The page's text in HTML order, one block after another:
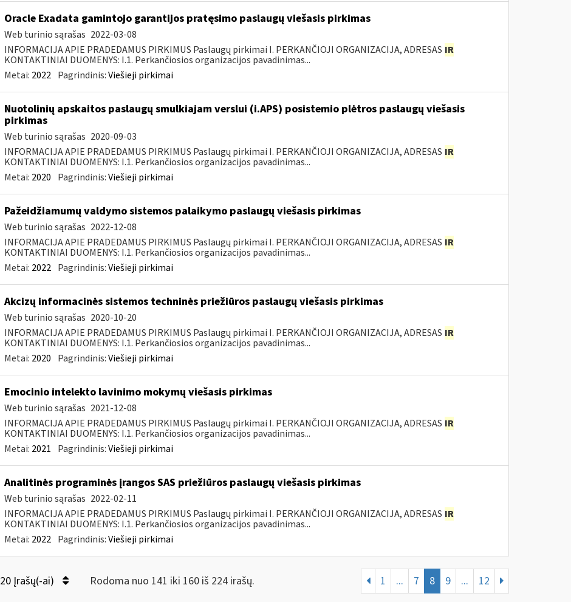
Oracle Exadata gamintojo garantijos pratęsimo paslaugų viešasis pirkimas
Web turinio sąrašas 2022-03-08
INFORMACIJA APIE PRADEDAMUS PIRKIMUS Paslaugų pirkimai I. PERKANČIOJI ORGANIZACIJA, ADRESAS IR
KONTAKTINIAI DUOMENYS: I.1. Perkančiosios organizacijos pavadinimas...
Metai: 2022 Pagrindinis:Viešieji pirkimai
Nuotolinių apskaitos paslaugų smulkiajam verslui (i.APS) posistemio plėtros paslaugų viešasis
pirkimas
Web turinio sąrašas 2020-09-03
INFORMACIJA APIE PRADEDAMUS PIRKIMUS Paslaugų pirkimai I. PERKANČIOJI ORGANIZACIJA, ADRESAS IR
KONTAKTINIAI DUOMENYS: I.1. Perkančiosios organizacijos pavadinimas...
Metai: 2020 Pagrindinis:Viešieji pirkimai
Pažeidžiamumų valdymo sistemos palaikymo paslaugų viešasis pirkimas
Web turinio sąrašas 2022-12-08
INFORMACIJA APIE PRADEDAMUS PIRKIMUS Paslaugų pirkimai I. PERKANČIOJI ORGANIZACIJA, ADRESAS IR
KONTAKTINIAI DUOMENYS: I.1. Perkančiosios organizacijos pavadinimas...
Metai: 2022 Pagrindinis:Viešieji pirkimai
Akcizų informacinės sistemos techninės priežiūros paslaugų viešasis pirkimas
Web turinio sąrašas 2020-10-20
INFORMACIJA APIE PRADEDAMUS PIRKIMUS Paslaugų pirkimai I. PERKANČIOJI ORGANIZACIJA, ADRESAS IR
KONTAKTINIAI DUOMENYS: I.1. Perkančiosios organizacijos pavadinimas...
Metai: 2020 Pagrindinis:Viešieji pirkimai
Emocinio intelekto lavinimo mokymų viešasis pirkimas
Web turinio sąrašas 2021-12-08
INFORMACIJA APIE PRADEDAMUS PIRKIMUS Paslaugų pirkimai I. PERKANČIOJI ORGANIZACIJA, ADRESAS IR
KONTAKTINIAI DUOMENYS: I.1. Perkančiosios organizacijos pavadinimas...
Metai: 2021 Pagrindinis:Viešieji pirkimai
Analitinės programinės įrangos SAS priežiūros paslaugų viešasis pirkimas
Web turinio sąrašas 2022-02-11
INFORMACIJA APIE PRADEDAMUS PIRKIMUS Paslaugų pirkimai I. PERKANČIOJI ORGANIZACIJA, ADRESAS IR
KONTAKTINIAI DUOMENYS: I.1. Perkančiosios organizacijos pavadinimas...
Metai: 2022 Pagrindinis:Viešieji pirkimai
20 Įrašų(-ai) Rodoma nuo 141 iki 160 iš 224 irašų. 1 ... 7 8 9 ... 12